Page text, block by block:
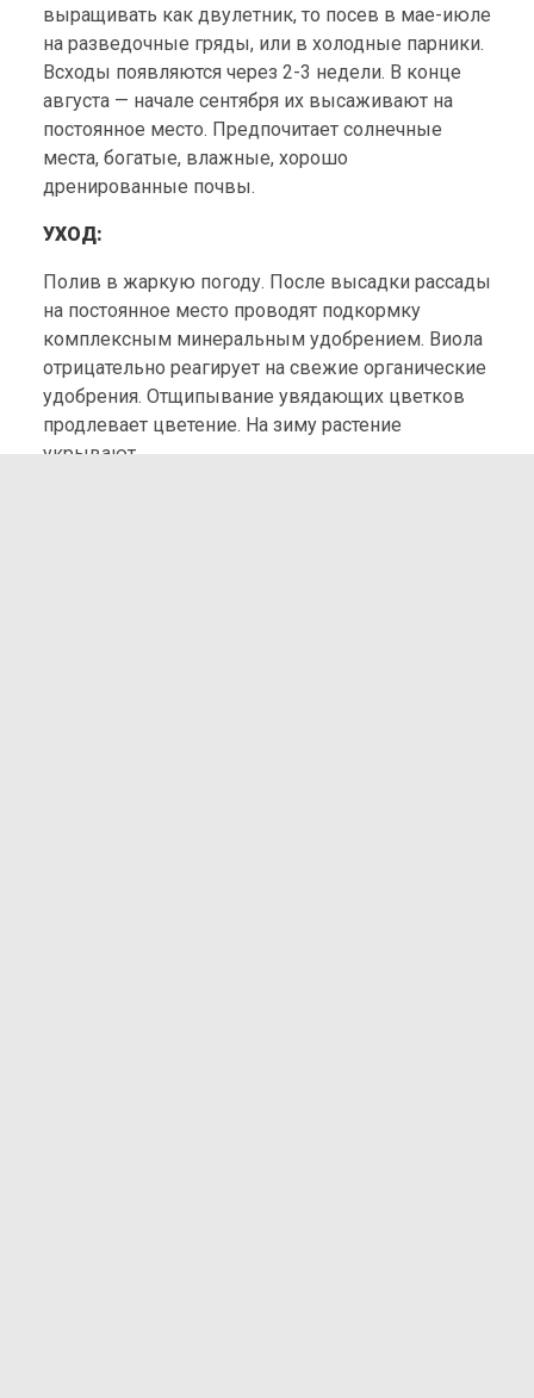
выращивать как двулетник, то посев в мае-июле
на разведочные гряды, или в холодные парники.
Всходы появляются через 2-3 недели. В конце
августа — начале сентября их высаживают на
постоянное место. Предпочитает солнечные
места, богатые, влажные, хорошо
дренированные почвы.
УХОД:
Полив в жаркую погоду. После высадки рассады
на постоянное место проводят подкормку
комплексным минеральным удобрением. Виола
отрицательно реагирует на свежие органические
удобрения. Отщипывание увядающих цветков
продлевает цветение. На зиму растение
укрывают.